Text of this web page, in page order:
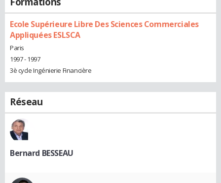
Ecole Supérieure Libre Des Sciences Commerciales
Appliquées ESLSCA
Paris
1997 - 1997
3è cycle Ingénierie Financière
Réseau
Bernard BESSEAU